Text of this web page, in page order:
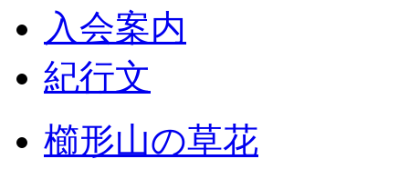
入会案内
紀行文
櫛形山の草花